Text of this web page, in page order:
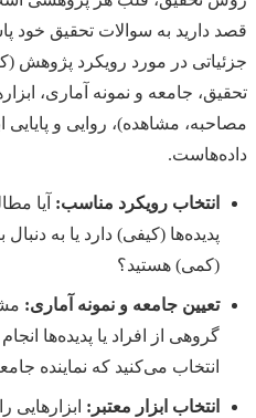
قصد دارید به سوالات تحقیق خود
جزئیاتی در مورد رویکرد پژوهش
تحقیق، جامعه و نمونه آماری،
مصاحبه، مشاهده)، روایی و
داده‌هاست.
انتخاب رویکرد مناسب: آیا
پدیده‌ها (کیفی) دارد یا به
(کمی) هستید؟
تعیین جامعه و نمونه آماری:
گروهی از افراد یا پدیده‌ها
انتخاب می‌کنید که نماینده
انتخاب ابزار معتبر: ابزارهایی